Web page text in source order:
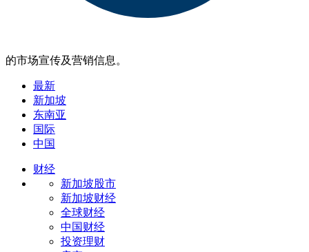
的市场宣传及营销信息。
最新
新加坡
东南亚
国际
中国
财经
新加坡股市
新加坡财经
全球财经
中国财经
投资理财